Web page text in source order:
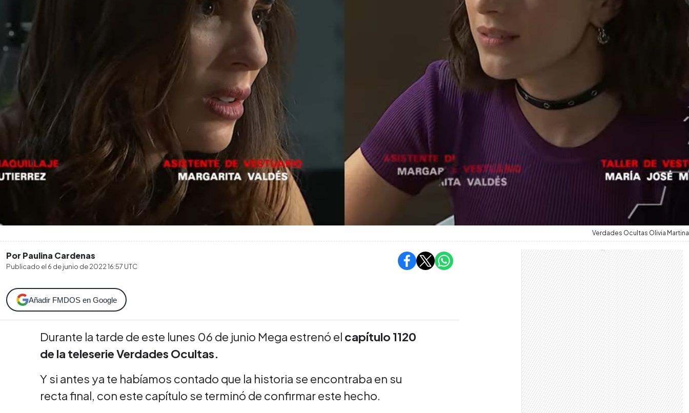
Verdades Ocultas Olivia Martina
Por Paulina Cardenas
Publicado el 6 de junio de 2022 16:57 UTC
Añadir FMDOS en Google
Durante la tarde de este lunes 06 de junio Mega estrenó el capítulo 1120
de la teleserie Verdades Ocultas.
Y si antes ya te habíamos contado que la historia se encontraba en su
recta final, con este capítulo se terminó de confirmar este hecho.